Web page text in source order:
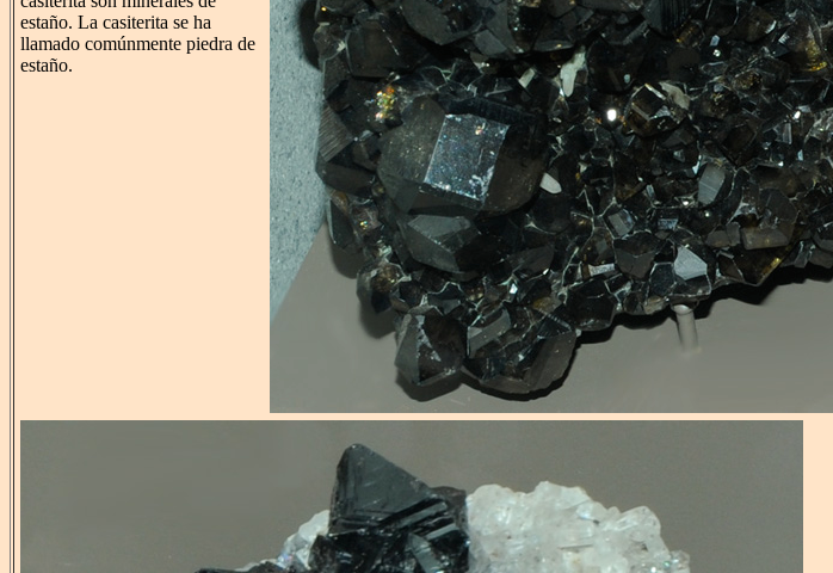
estaño. La casiterita se ha
llamado comúnmente piedra de
estaño.